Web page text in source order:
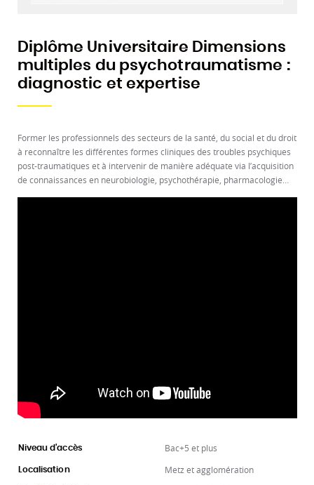
Diplôme Universitaire Dimensions
multiples du psychotraumatisme :
diagnostic et expertise
Former les professionnels des secteurs de la santé, du social et du droit
à reconnaître les différentes formes cliniques des troubles psychiques
post-traumatiques et à intervenir de manière adéquate via l’acquisition
de connaissances en neurobiologie, psychothérapie, pharmacologie…
Niveau d'accès Bac+5 et plus
Localisation Metz et agglomération